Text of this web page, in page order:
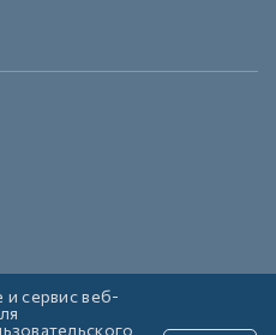
сервис веб-